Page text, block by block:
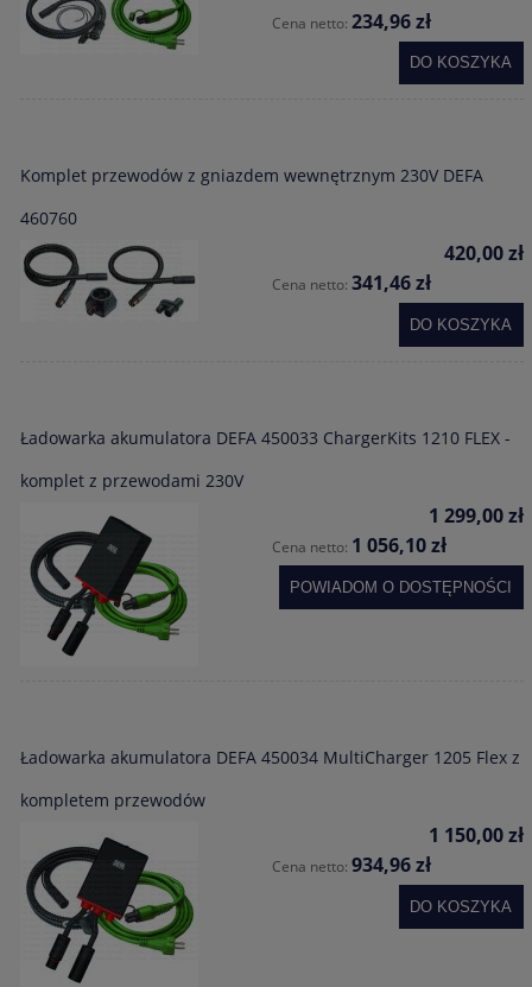
Cena netto: 234,96 zł
DO KOSZYKA
Komplet przewodów z gniazdem wewnętrznym 230V DEFA
460760
420,00 zł
Cena netto: 341,46 zł
DO KOSZYKA
Ładowarka akumulatora DEFA 450033 ChargerKits 1210 FLEX -
komplet z przewodami 230V
1 299,00 zł
Cena netto: 1 056,10 zł
POWIADOM O DOSTĘPNOŚCI
Ładowarka akumulatora DEFA 450034 MultiCharger 1205 Flex z
kompletem przewodów
1 150,00 zł
Cena netto: 934,96 zł
DO KOSZYKA